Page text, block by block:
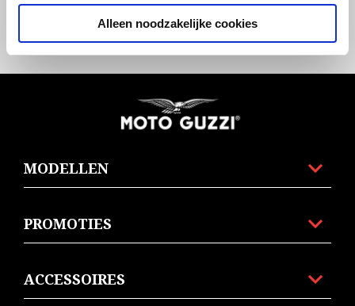
Alleen noodzakelijke cookies
€ 399
MODELLEN
PROMOTIES
ACCESSOIRES